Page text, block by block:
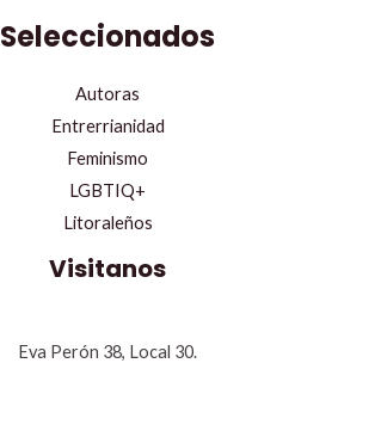
Seleccionados
Autoras
Entrerrianidad
Feminismo
LGBTIQ+
Litoraleños
Visitanos
Eva Perón 38, Local 30.